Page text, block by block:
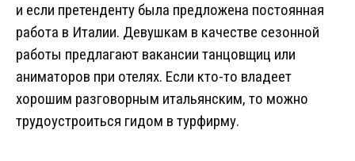
и если претенденту была предложена постоянная
работа в Италии. Девушкам в качестве сезонной
работы предлагают вакансии танцовщиц или
аниматоров при отелях. Если кто-то владеет
хорошим разговорным итальянским, то можно
трудоустроиться гидом в турфирму.